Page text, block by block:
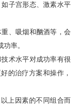
子宫形态、激素水平
、吸烟和酗酒等，会
率。
术水平对成功率有很
的治疗方案和操作，
上因素的不同组合而